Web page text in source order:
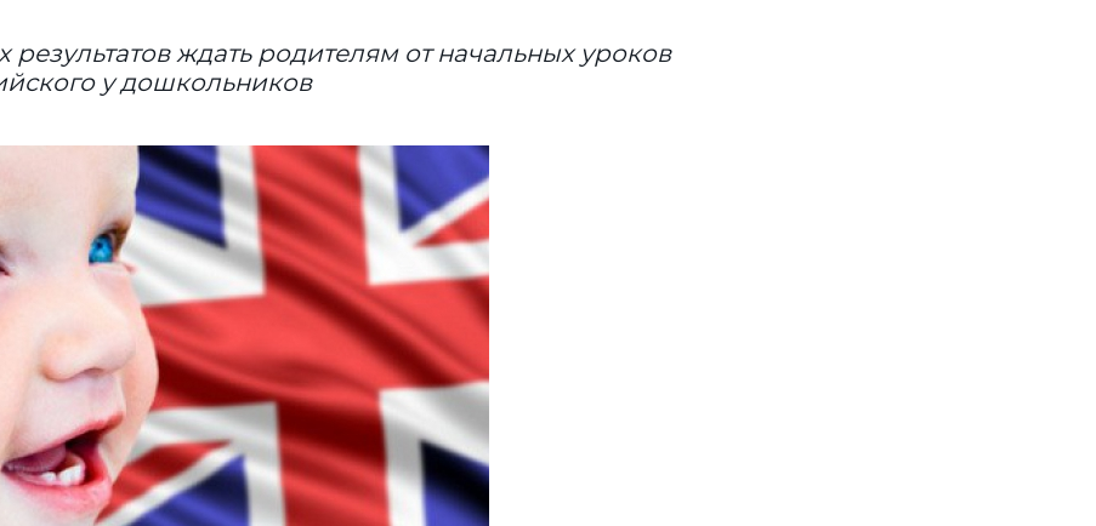
результатов ждать родителям от начальных уроков
у дошкольников